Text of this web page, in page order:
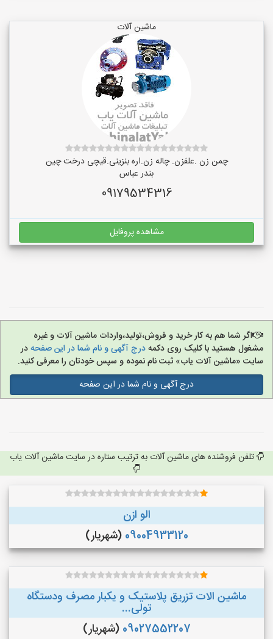
ماشین آلات
چمن زن .علفزن. چاله زن.اره بنزینی.قیچی درخت چین
بندر عباس
09179534316
مشاهده پروفایل
اگر شما هم به کار خرید و فروش،تولید،واردات ماشین آلات و غیره
مشغول هستید با کلیک روی دکمهدرج آگهی و نام شما در این صفحهدر
سایت «ماشین آلات یاب» ثبت نام نموده و سپس خودتان را معرفی کنید.
درج آگهی و نام شما در این صفحه
تلفن فروشنده های ماشین آلات به ترتیب ستاره در سایت ماشین آلات یاب
الو ازن
09004933120 (شهریار)
ماشین الات تزریق پلاستیک و یکبار مصرف ودستگاه
تولی...
09027552207 (شهریار)